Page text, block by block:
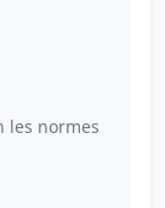
les normes